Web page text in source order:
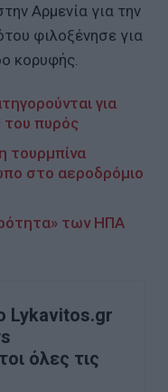
Αρμενία για την
φιλοξένησε για
κορυφής.
για
του πυρός
τουρμπίνα
στο αεροδρόμιο
των ΗΠΑ
Lykavitos.gr
όλες τις